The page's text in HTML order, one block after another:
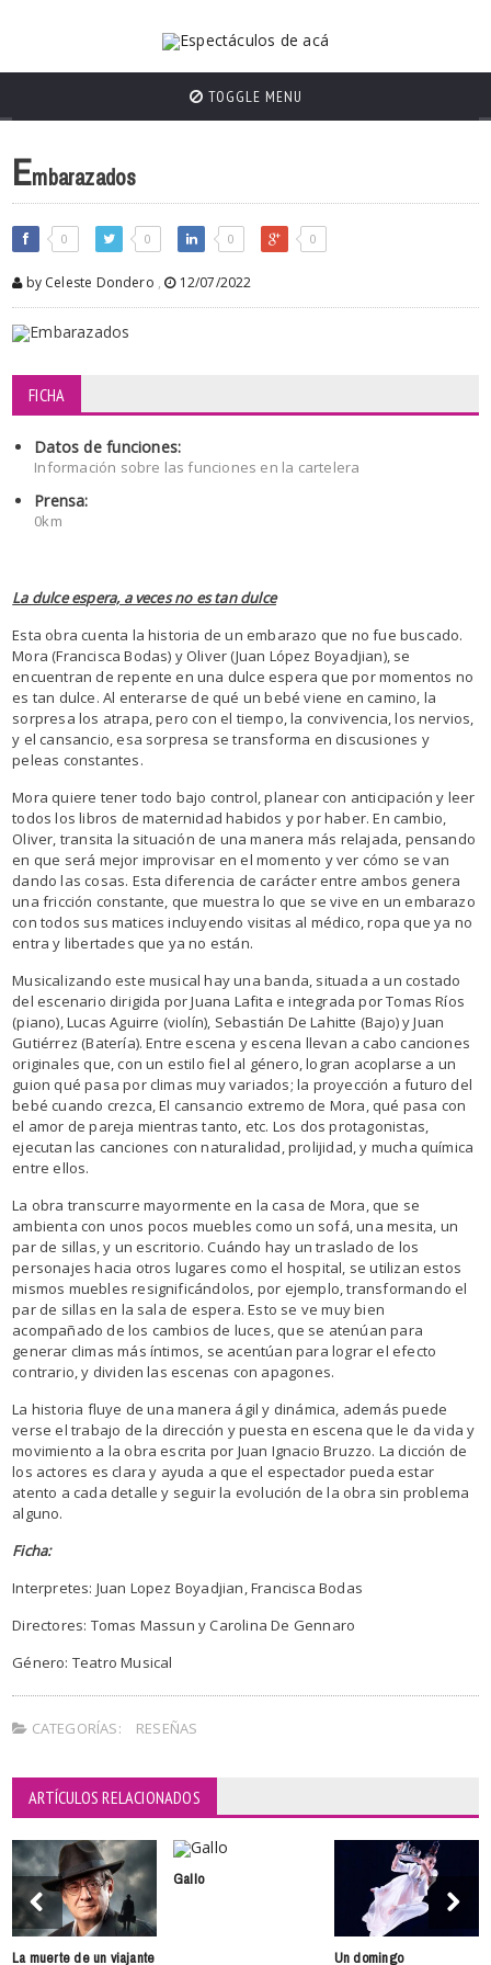
TOGGLE MENU
Embarazados
0 0 0 0
by Celeste Dondero , 12/07/2022
FICHA
Datos de funciones:
Información sobre las funciones en la cartelera
Prensa:
0km
La dulce espera, a veces no es tan dulce
Esta obra cuenta la historia de un embarazo que no fue buscado.
Mora (Francisca Bodas) y Oliver (Juan López Boyadjian), se
encuentran de repente en una dulce espera que por momentos no
es tan dulce. Al enterarse de qué un bebé viene en camino, la
sorpresa los atrapa, pero con el tiempo, la convivencia, los nervios,
y el cansancio, esa sorpresa se transforma en discusiones y
peleas constantes.
Mora quiere tener todo bajo control, planear con anticipación y leer
todos los libros de maternidad habidos y por haber. En cambio,
Oliver, transita la situación de una manera más relajada, pensando
en que será mejor improvisar en el momento y ver cómo se van
dando las cosas. Esta diferencia de carácter entre ambos genera
una fricción constante, que muestra lo que se vive en un embarazo
con todos sus matices incluyendo visitas al médico, ropa que ya no
entra y libertades que ya no están.
Musicalizando este musical hay una banda, situada a un costado
del escenario dirigida por Juana Lafita e integrada por Tomas Ríos
(piano), Lucas Aguirre (violín), Sebastián De Lahitte (Bajo) y Juan
Gutiérrez (Batería). Entre escena y escena llevan a cabo canciones
originales que, con un estilo fiel al género, logran acoplarse a un
guion qué pasa por climas muy variados; la proyección a futuro del
bebé cuando crezca, El cansancio extremo de Mora, qué pasa con
el amor de pareja mientras tanto, etc. Los dos protagonistas,
ejecutan las canciones con naturalidad, prolijidad, y mucha química
entre ellos.
La obra transcurre mayormente en la casa de Mora, que se
ambienta con unos pocos muebles como un sofá, una mesita, un
par de sillas, y un escritorio. Cuándo hay un traslado de los
personajes hacia otros lugares como el hospital, se utilizan estos
mismos muebles resignificándolos, por ejemplo, transformando el
par de sillas en la sala de espera. Esto se ve muy bien
acompañado de los cambios de luces, que se atenúan para
generar climas más íntimos, se acentúan para lograr el efecto
contrario, y dividen las escenas con apagones.
La historia fluye de una manera ágil y dinámica, además puede
verse el trabajo de la dirección y puesta en escena que le da vida y
movimiento a la obra escrita por Juan Ignacio Bruzzo. La dicción de
los actores es clara y ayuda a que el espectador pueda estar
atento a cada detalle y seguir la evolución de la obra sin problema
alguno.
Ficha:
Interpretes: Juan Lopez Boyadjian, Francisca Bodas
Directores: Tomas Massun y Carolina De Gennaro
Género: Teatro Musical
CATEGORÍAS: RESEÑAS
ARTÍCULOS RELACIONADOS
La muerte de un viajante
Gallo
Un domingo